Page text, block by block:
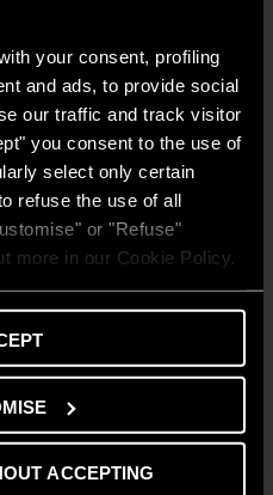
your consent, profiling
and ads, to provide social
our traffic and track visitor
you consent to the use of
select only certain
refuse the use of all
or "Refuse"
more in our Cookie Policy.
ACCEPTING